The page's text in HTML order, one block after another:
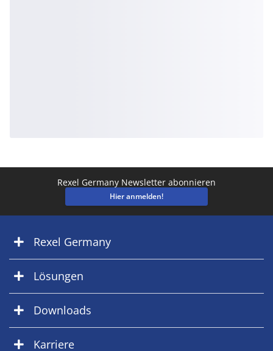
Rexel Germany Newsletter abonnieren
Hier anmelden!
Rexel Germany
Lösungen
Downloads
Karriere